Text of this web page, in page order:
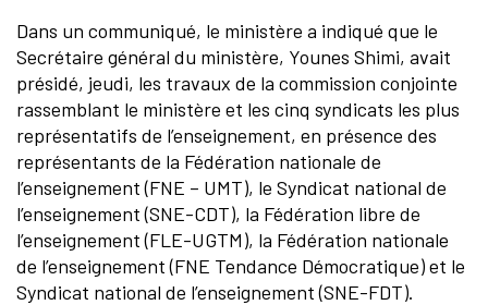
Dans un communiqué, le ministère a indiqué que le
Secrétaire général du ministère, Younes Shimi, avait
présidé, jeudi, les travaux de la commission conjointe
rassemblant le ministère et les cinq syndicats les plus
représentatifs de l’enseignement, en présence des
représentants de la Fédération nationale de
l’enseignement (FNE – UMT), le Syndicat national de
l’enseignement (SNE-CDT), la Fédération libre de
l’enseignement (FLE-UGTM), la Fédération nationale
de l’enseignement (FNE Tendance Démocratique) et le
Syndicat national de l’enseignement (SNE-FDT).